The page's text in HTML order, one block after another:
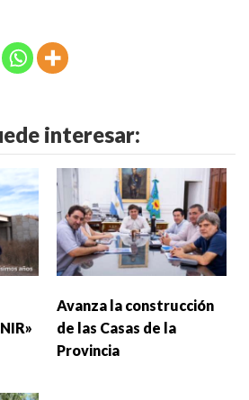
interesar:
Avanza la construcción
de las Casas de la
Provincia